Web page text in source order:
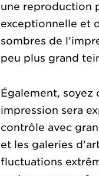
une reproduction
exceptionnelle et
sombres de
peu plus grand
Également,
impression sera
contrôle avec
et les galeries
fluctuations